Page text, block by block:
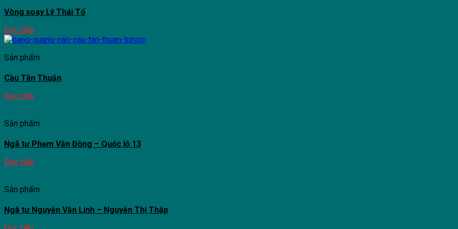
Vòng xoay Lý Thái Tổ
Đọc tiếp
Sản phẩm
Cầu Tân Thuận
Đọc tiếp
Sản phẩm
Ngã tư Phạm Văn Đồng – Quốc lộ 13
Đọc tiếp
Sản phẩm
Ngã tư Nguyễn Văn Linh – Nguyễn Thị Thập